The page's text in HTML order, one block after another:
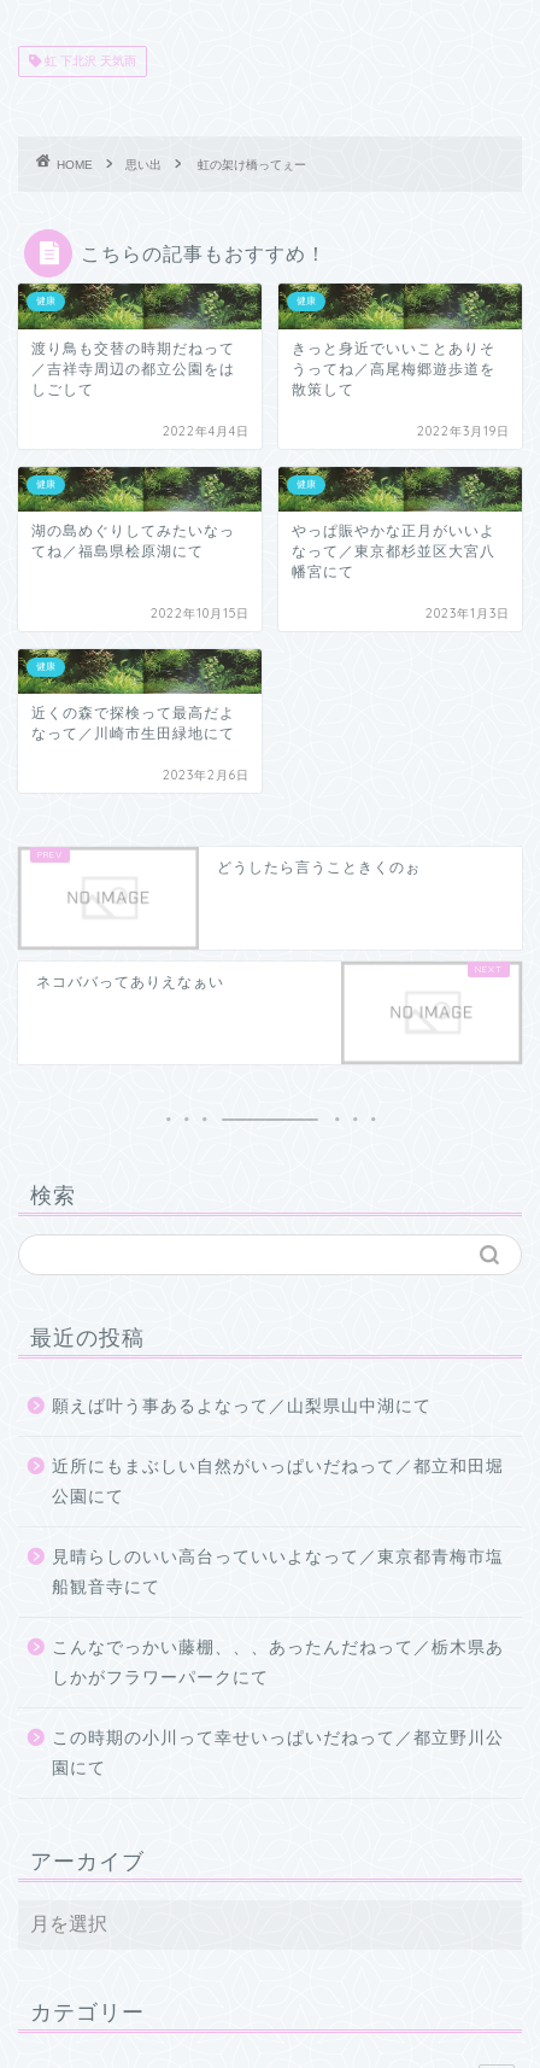
虹 下北沢 天気雨
HOME 思い出 虹の架け橋ってぇー
こちらの記事もおすすめ！
健康
渡り鳥も交替の時期だねって
／吉祥寺周辺の都立公園をは
しごして
2022年4月4日
健康
きっと身近でいいことありそ
うってね／高尾梅郷遊歩道を
散策して
2022年3月19日
健康
湖の島めぐりしてみたいなっ
てね／福島県桧原湖にて
2022年10月15日
健康
やっぱ賑やかな正月がいいよ
なって／東京都杉並区大宮八
幡宮にて
2023年1月3日
健康
近くの森で探検って最高だよ
なって／川崎市生田緑地にて
2023年2月6日
どうしたら言うこときくのぉ
ネコババってありえなぁい
検索
最近の投稿
願えば叶う事あるよなって／山梨県山中湖にて
近所にもまぶしい自然がいっぱいだねって／都立和田堀
公園にて
見晴らしのいい高台っていいよなって／東京都青梅市塩
船観音寺にて
こんなでっかい藤棚、、、あったんだねって／栃木県あ
しかがフラワーパークにて
この時期の小川って幸せいっぱいだねって／都立野川公
園にて
アーカイブ
カテゴリー